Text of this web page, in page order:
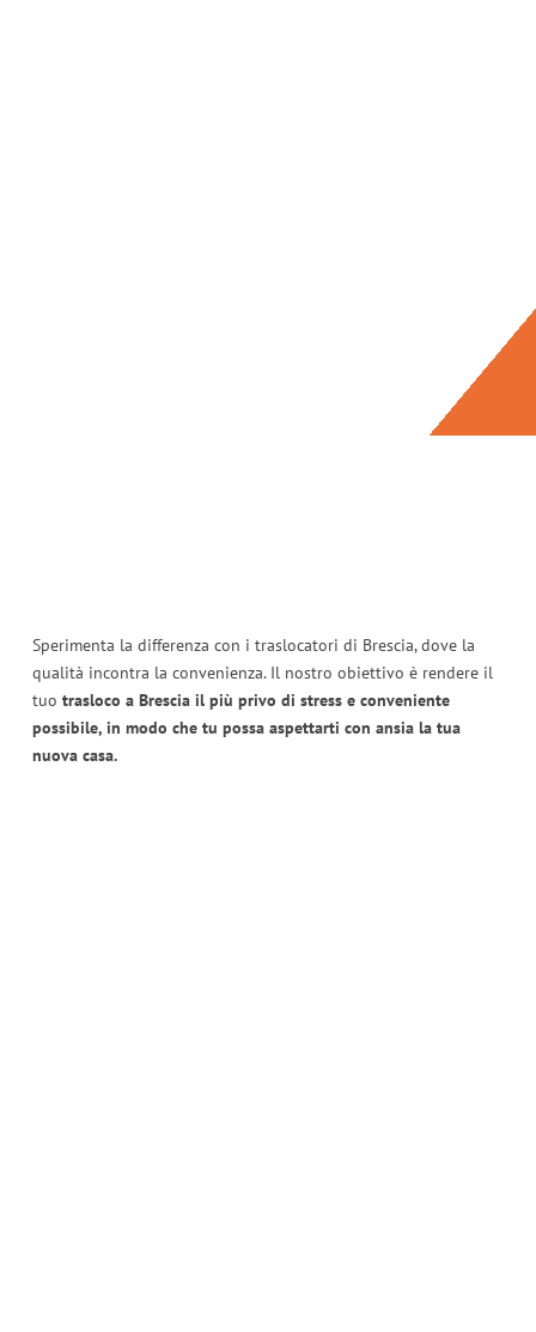
Sperimenta la differenza con i traslocatori di Brescia, dove la
qualità incontra la convenienza. Il nostro obiettivo è rendere il
tuo trasloco a Brescia il più privo di stress e conveniente
possibile, in modo che tu possa aspettarti con ansia la tua
nuova casa.